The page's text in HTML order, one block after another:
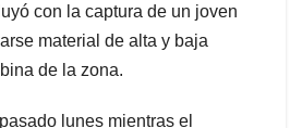
con la captura de un joven
material de alta y baja
de la zona.
lunes mientras el